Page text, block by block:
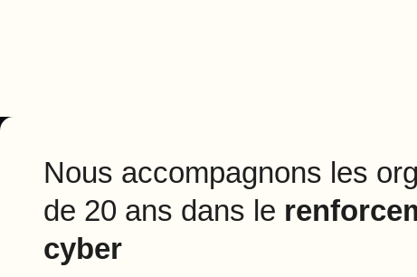
Nous accompagnons les
de 20 ans dans le
cyber